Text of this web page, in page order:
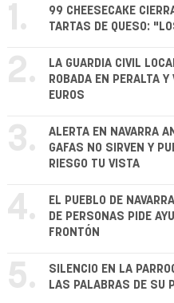
1.
99 CHEESECAKE
TARTAS DE QUESO:
2.
LA GUARDIA CIVIL
ROBADA EN PERALTA
EUROS
3.
ALERTA EN NAVARRA
GAFAS NO SIRVEN Y
RIESGO TU VISTA
4.
EL PUEBLO DE
DE PERSONAS PIDE
FRONTÓN
5.
SILENCIO EN LA
LAS PALABRAS DE SU